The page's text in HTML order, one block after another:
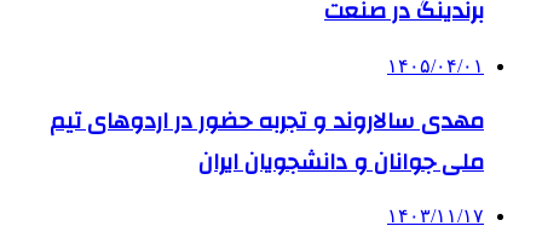
برندینگ در صنعت
۱۴۰۵/۰۴/۰۱
مهدی سالاروند و تجربه حضور در اردوهای تیم
ملی جوانان و دانشجویان ایران
۱۴۰۳/۱۱/۱۷